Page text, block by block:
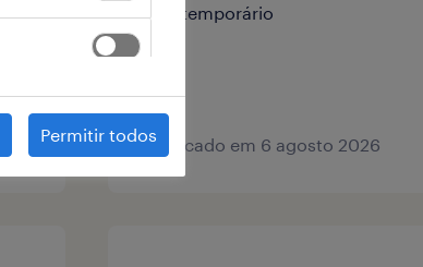
temporário
publicado em 6 agosto 2026
Permitir todos